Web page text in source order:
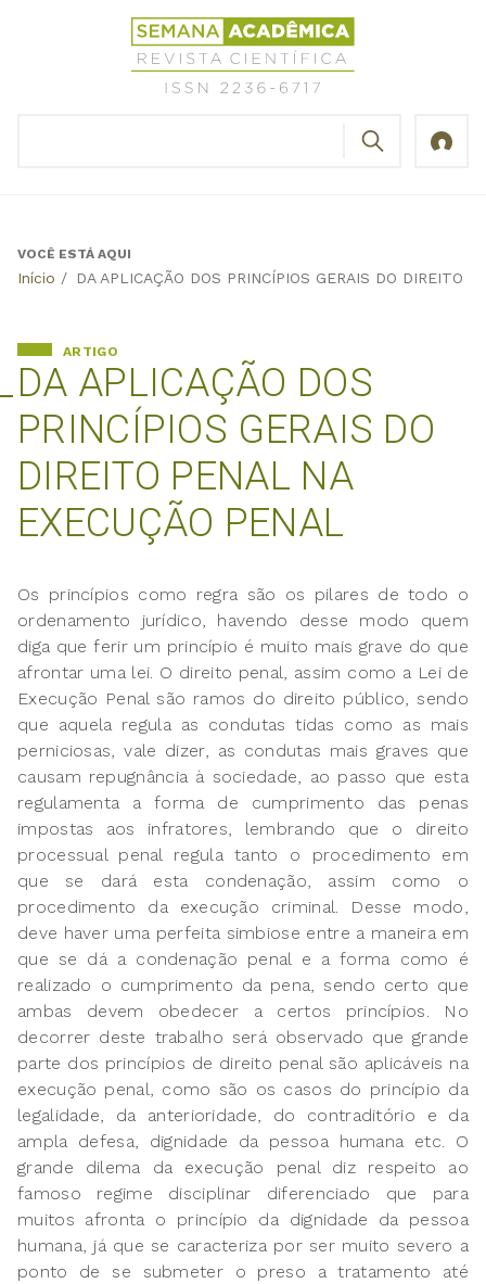
Revista
Científica
Semana
Back
VOCÊ ESTÁ AQUI
Início / DA APLICAÇÃO DOS PRINCÍPIOS GERAIS DO DIREITO
DA APLICAÇÃO DOS
PRINCÍPIOS GERAIS DO
DIREITO PENAL NA
EXECUÇÃO PENAL
ARTIGO
Os princípios como regra são os pilares de todo o
ordenamento jurídico, havendo desse modo quem
diga que ferir um princípio é muito mais grave do que
afrontar uma lei. O direito penal, assim como a Lei de
Execução Penal são ramos do direito público, sendo
que aquela regula as condutas tidas como as mais
perniciosas, vale dizer, as condutas mais graves que
causam repugnância à sociedade, ao passo que esta
regulamenta a forma de cumprimento das penas
impostas aos infratores, lembrando que o direito
processual penal regula tanto o procedimento em
que se dará esta condenação, assim como o
procedimento da execução criminal. Desse modo,
deve haver uma perfeita simbiose entre a maneira em
que se dá a condenação penal e a forma como é
realizado o cumprimento da pena, sendo certo que
ambas devem obedecer a certos princípios. No
decorrer deste trabalho será observado que grande
parte dos princípios de direito penal são aplicáveis na
execução penal, como são os casos do princípio da
legalidade, da anterioridade, do contraditório e da
ampla defesa, dignidade da pessoa humana etc. O
grande dilema da execução penal diz respeito ao
famoso regime disciplinar diferenciado que para
muitos afronta o princípio da dignidade da pessoa
humana, já que se caracteriza por ser muito severo a
ponto de se submeter o preso a tratamento até